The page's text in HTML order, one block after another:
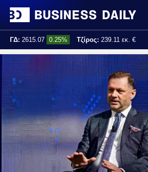
ΓΔ: 2615.07 0.25% Τζίρος: 239.11 εκ. €